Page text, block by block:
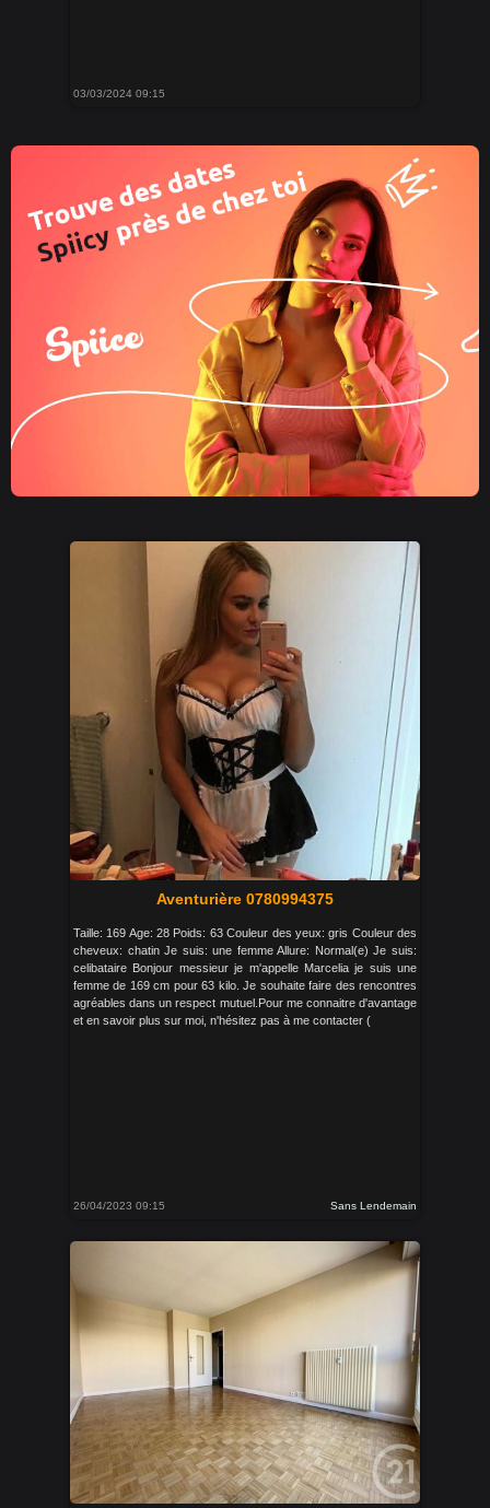
03/03/2024 09:15
Aventurière 0780994375
Taille: 169 Age: 28 Poids: 63 Couleur des yeux: gris Couleur des
cheveux: chatin Je suis: une femme Allure: Normal(e) Je suis:
celibataire Bonjour messieur je m'appelle Marcelia je suis une
femme de 169 cm pour 63 kilo. Je souhaite faire des rencontres
agréables dans un respect mutuel.Pour me connaitre d'avantage
et en savoir plus sur moi, n'hésitez pas à me contacter (
26/04/2023 09:15 Sans Lendemain